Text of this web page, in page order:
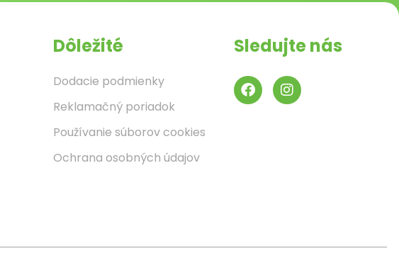
Dôležité
Dodacie podmienky
Reklamačný poriadok
Používanie súborov cookies
Ochrana osobných údajov
Sledujte nás